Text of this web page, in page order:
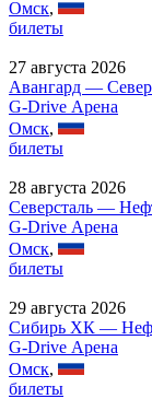
Омск,
билеты
27 августа 2026
Авангард —
G-Drive Арена
Омск,
билеты
28 августа 2026
Северсталь —
G-Drive Арена
Омск,
билеты
29 августа 2026
Сибирь ХК —
G-Drive Арена
Омск,
билеты